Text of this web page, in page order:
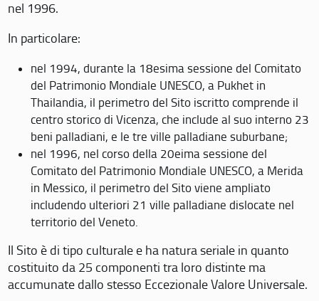
nel 1996.
In particolare:
nel 1994, durante la 18esima sessione del Comitato
del Patrimonio Mondiale UNESCO, a Pukhet in
Thailandia, il perimetro del Sito iscritto comprende il
centro storico di Vicenza, che include al suo interno 23
beni palladiani, e le tre ville palladiane suburbane;
nel 1996, nel corso della 20eima sessione del
Comitato del Patrimonio Mondiale UNESCO, a Merida
in Messico, il perimetro del Sito viene ampliato
includendo ulteriori 21 ville palladiane dislocate nel
territorio del Veneto.
Il Sito è di tipo culturale e ha natura seriale in quanto
costituito da 25 componenti tra loro distinte ma
accumunate dallo stesso Eccezionale Valore Universale.